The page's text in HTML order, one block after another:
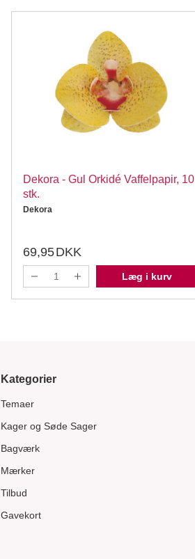
Dekora - Gul Orkidé Vaffelpapir, 10
stk.
Dekora
69,95DKK
Læg i kurv
Kategorier
Temaer
Kager og Søde Sager
Bagværk
Mærker
Tilbud
Gavekort